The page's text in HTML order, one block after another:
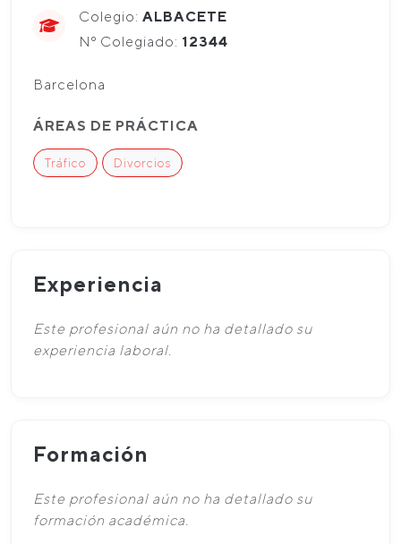
Colegio: ALBACETE
Nº Colegiado: 12344
Barcelona
ÁREAS DE PRÁCTICA
Tráfico Divorcios
Experiencia
Este profesional aún no ha detallado su
experiencia laboral.
Formación
Este profesional aún no ha detallado su
formación académica.